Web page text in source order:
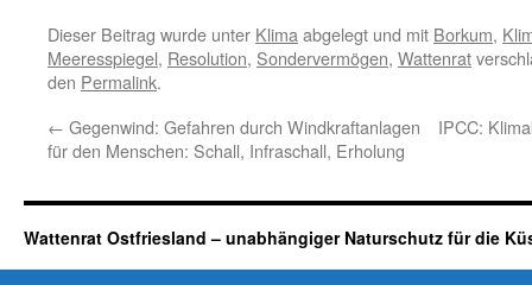
Dieser Beitrag wurde unter Klima abgelegt und mit Borkum,
Meeresspiegel, Resolution, Sondervermögen, Wattenrat
den Permalink.
← Gegenwind: Gefahren durch Windkraftanlagen
für den Menschen: Schall, Infraschall, Erholung
IPCC:
Wattenrat Ostfriesland – unabhängiger Naturschutz für die